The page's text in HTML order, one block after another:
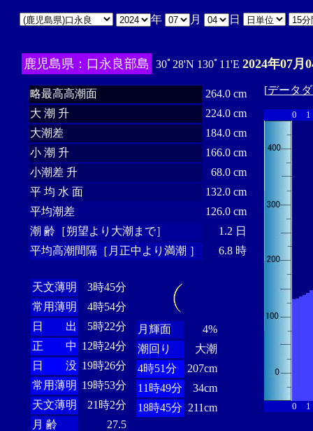
年 月 日
鹿児島県：口永良部島 30ﾟ28'N 130ﾟ11'E 2024年07月
略最高高潮面
264.0 cm
大 潮 升
224.0 cm
大潮差
184.0 cm
小 潮 升
166.0 cm
小潮差 升
68.0 cm
平 均 水 面
132.0 cm
平均潮差
126.0 cm
潮 齢［朔望より大潮まで］
1.2 日
平均高潮間隔［月正中より満潮 ］
6.8 時
天文薄明
3時45分
常用薄明
4時54分
日 出
5時22分
正 中 12時24分
日 没 19時26分
常用薄明 19時53分
天文薄明
21時2分
月 齢
27.5
月輝面
4%
潮回り
大潮
4時51分
207cm
11時49分
34cm
18時45分 211cm
[データ
0 1
0 1